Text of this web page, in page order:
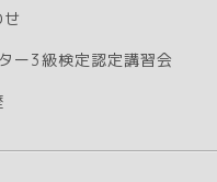
ー3級検定認定講習会